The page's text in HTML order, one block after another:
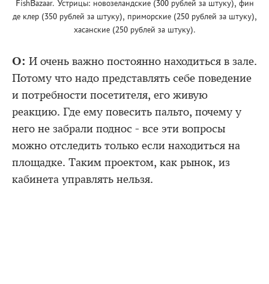
FishBazaar. Устрицы: новозеландские (300 рублей за штуку), фин
де клер (350 рублей за штуку), приморские (250 рублей за штуку),
хасанские (250 рублей за штуку).
О: И очень важно постоянно находиться в зале.
Потому что надо представлять себе поведение
и потребности посетителя, его живую
реакцию. Где ему повесить пальто, почему у
него не забрали поднос - все эти вопросы
можно отследить только если находиться на
площадке. Таким проектом, как рынок, из
кабинета управлять нельзя.